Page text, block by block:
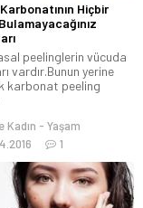
Hiçbir
peelinglerin vücuda
vardır.Bunun yerine
karbonat peeling
Kadın
Yaşam
1